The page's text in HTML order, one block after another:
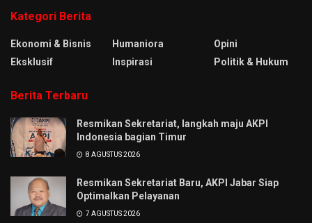
Kategori Berita
Ekonomi & Bisnis
Eksklusif
Humaniora
Inspirasi
Opini
Politik & Hukum
Berita Terbaru
Resmikan Sekretariat, langkah maju AKPI
Indonesia bagian Timur
8 AGUSTUS 2026
Resmikan Sekretariat Baru, AKPI Jabar Siap
Optimalkan Pelayanan
7 AGUSTUS 2026